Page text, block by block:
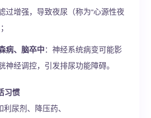
过增强，导致夜尿（称为“心源性夜
病、脑卒中：神经系统病变可能影
神经调控，引发排尿功能障碍。
习惯
尿剂、降压药、